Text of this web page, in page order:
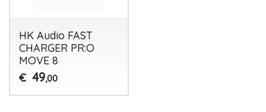
HK Audio FAST
CHARGER PR:O
MOVE 8
€ 49,00